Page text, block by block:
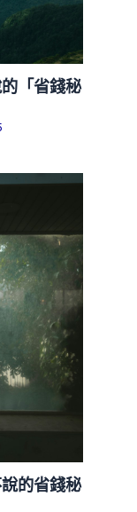
「省錢秘
的省錢秘